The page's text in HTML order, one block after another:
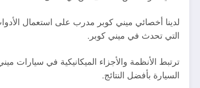
لدينا أخصائي ميني كوبر مدرب على استعمال
التي تحدث في ميني كوبر.
ترتبط الأنظمة والأجزاء الميكانيكية في سيارات
السيارة بأفضل النتائج.